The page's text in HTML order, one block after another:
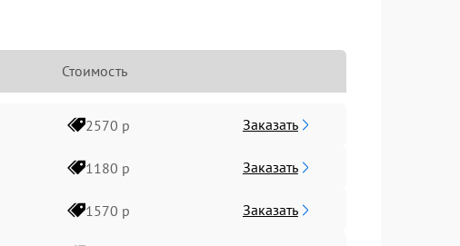
Стоимость
2570 р Заказать
1180 р Заказать
1570 р Заказать